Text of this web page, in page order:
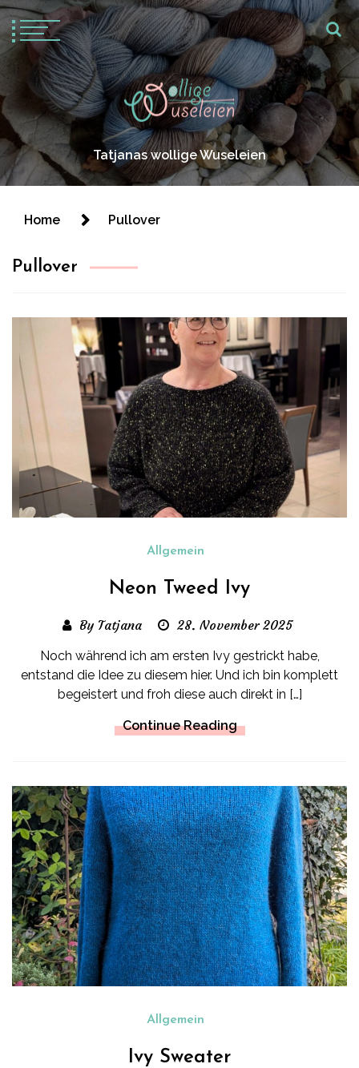
Tatjanas wollige Wuseleien
Home Pullover
Pullover
Allgemein
Neon Tweed Ivy
By Tatjana 28. November 2025
Noch während ich am ersten Ivy gestrickt habe,
entstand die Idee zu diesem hier. Und ich bin komplett
begeistert und froh diese auch direkt in […]
Continue Reading
Allgemein
Ivy Sweater